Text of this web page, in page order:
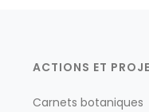
ACTIONS ET
Carnets botaniques